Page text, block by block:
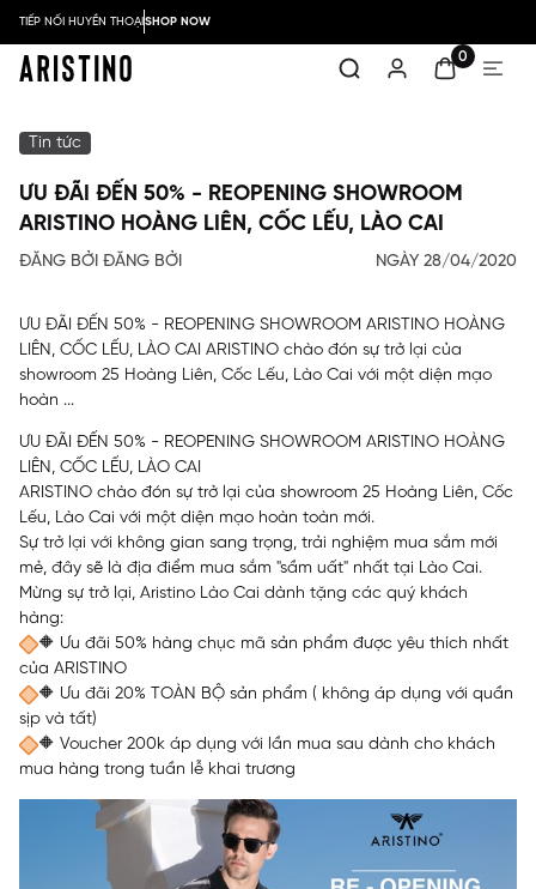
TIẾP NỐI HUYỀN THOẠISHOP NOW
0
Tin tức
ƯU ĐÃI ĐẾN 50% - REOPENING SHOWROOM
ARISTINO HOÀNG LIÊN, CỐC LẾU, LÀO CAI
ĐĂNG BỞI ĐĂNG BỞI NGÀY 28/04/2020
ƯU ĐÃI ĐẾN 50% - REOPENING SHOWROOM ARISTINO HOÀNG
LIÊN, CỐC LẾU, LÀO CAI ARISTINO chào đón sự trở lại của
showroom 25 Hoàng Liên, Cốc Lếu, Lào Cai với một diện mạo
hoàn ...
ƯU ĐÃI ĐẾN 50% - REOPENING SHOWROOM ARISTINO HOÀNG
LIÊN, CỐC LẾU, LÀO CAI
ARISTINO chào đón sự trở lại của showroom 25 Hoàng Liên, Cốc
Lếu, Lào Cai với một diện mạo hoàn toàn mới.
Sự trở lại với không gian sang trọng, trải nghiệm mua sắm mới
mẻ, đây sẽ là địa điểm mua sắm "sầm uất" nhất tại Lào Cai.
Mừng sự trở lại, Aristino Lào Cai dành tặng các quý khách
hàng:
🔶 Ưu đãi 50% hàng chục mã sản phẩm được yêu thích nhất
của ARISTINO
🔶 Ưu đãi 20% TOÀN BỘ sản phẩm ( không áp dụng với quần
sịp và tất)
🔶 Voucher 200k áp dụng với lần mua sau dành cho khách
mua hàng trong tuần lễ khai trương